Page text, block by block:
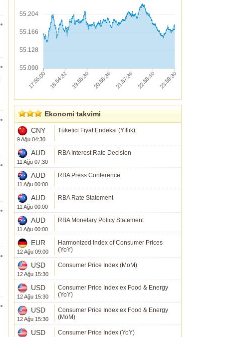
55.204
55.166
55.128
55.090
Ekonomi takvimi
CNY
9 Ağu 04:30
Tüketici Fiyat Endeksi (Yıllık)
AUD
11 Ağu 07:30
RBA Interest Rate Decision
AUD
11 Ağu 00:00
RBA Press Conference
AUD
11 Ağu 00:00
RBA Rate Statement
AUD
11 Ağu 00:00
RBA Monetary Policy Statement
EUR
12 Ağu 09:00
Harmonized Index of Consumer Prices
(YoY)
USD
12 Ağu 15:30
Consumer Price Index (MoM)
USD
12 Ağu 15:30
Consumer Price Index ex Food & Energy
(YoY)
USD
12 Ağu 15:30
Consumer Price Index ex Food & Energy
(MoM)
USD Consumer Price Index (YoY)